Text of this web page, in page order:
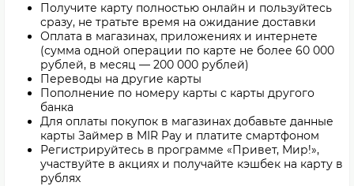
Получите карту полностью онлайн и пользуйтесь
сразу, не тратьте время на ожидание доставки
Оплата в магазинах, приложениях и интернете
(сумма одной операции по карте не более 60 000
рублей, в месяц — 200 000 рублей)
Переводы на другие карты
Пополнение по номеру карты с карты другого
банка
Для оплаты покупок в магазинах добавьте данные
карты Займер в MIR Pay и платите смартфоном
Регистрируйтесь в программе «Привет, Мир!»,
участвуйте в акциях и получайте кэшбек на карту в
рублях